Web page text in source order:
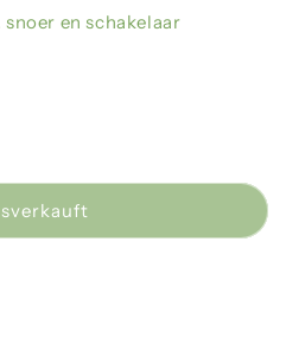
en schakelaar